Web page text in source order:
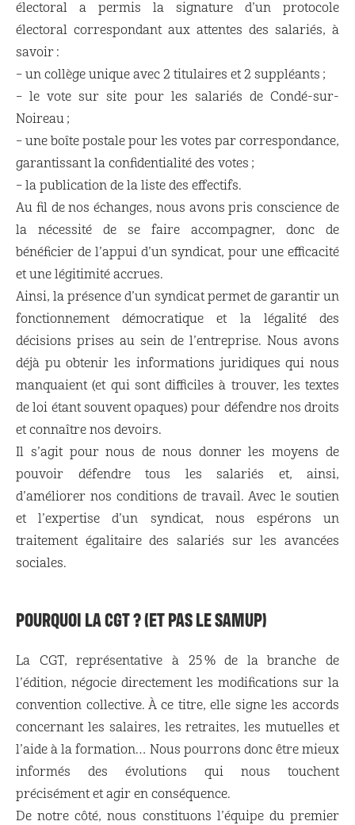
électoral a permis la signature d’un protocole
électoral correspondant aux attentes des salariés, à
savoir :
– un collège unique avec 2 titulaires et 2 suppléants ;
– le vote sur site pour les salariés de Condé-sur-
Noireau ;
– une boîte postale pour les votes par correspondance,
garantissant la confidentialité des votes ;
– la publication de la liste des effectifs.
Au fil de nos échanges, nous avons pris conscience de
la nécessité de se faire accompagner, donc de
bénéficier de l’appui d’un syndicat, pour une efficacité
et une légitimité accrues.
Ainsi, la présence d’un syndicat permet de garantir un
fonctionnement démocratique et la légalité des
décisions prises au sein de l’entreprise. Nous avons
déjà pu obtenir les informations juridiques qui nous
manquaient (et qui sont difficiles à trouver, les textes
de loi étant souvent opaques) pour défendre nos droits
et connaître nos devoirs.
Il s’agit pour nous de nous donner les moyens de
pouvoir défendre tous les salariés et, ainsi,
d’améliorer nos conditions de travail. Avec le soutien
et l’expertise d’un syndicat, nous espérons un
traitement égalitaire des salariés sur les avancées
sociales.
POURQUOI LA CGT ? (ET PAS LE SAMUP)
La CGT, représentative à 25 % de la branche de
l’édition, négocie directement les modifications sur la
convention collective. À ce titre, elle signe les accords
concernant les salaires, les retraites, les mutuelles et
l’aide à la formation… Nous pourrons donc être mieux
informés des évolutions qui nous touchent
précisément et agir en conséquence.
De notre côté, nous constituons l’équipe du premier